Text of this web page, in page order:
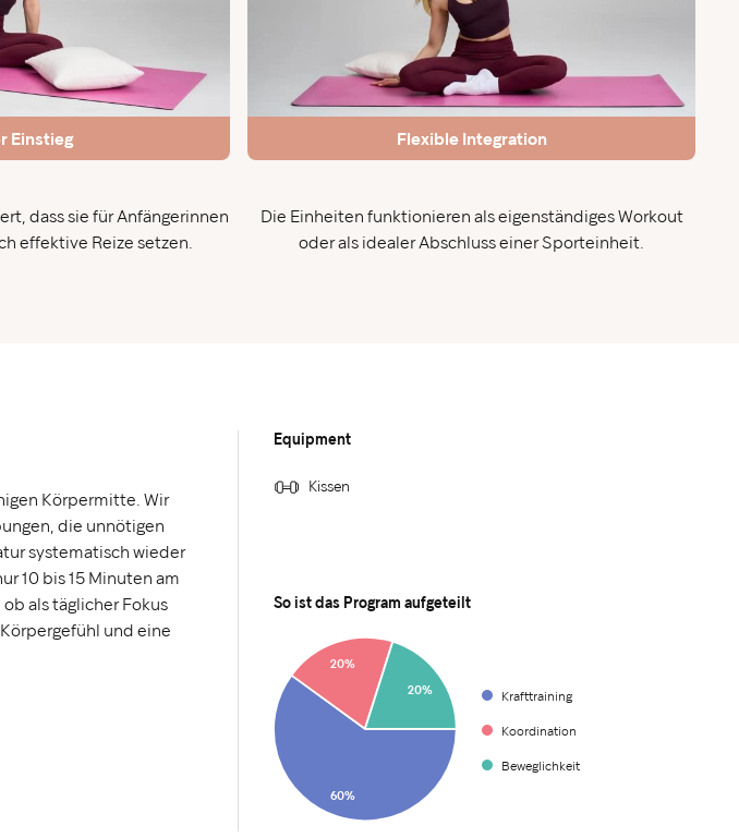
Einstieg
dass sie für Anfängerinnen
effektive Reize setzen.
Flexible Integration
Die Einheiten funktionieren als eigenständiges Workout
oder als idealer Abschluss einer Sporteinheit.
Körpermitte. Wir
die unnötigen
systematisch wieder
10 bis 15 Minuten am
als täglicher Fokus
und eine
Equipment
Kissen
So ist das Program aufgeteilt
60%
20%
20% Krafttraining
Koordination
Beweglichkeit